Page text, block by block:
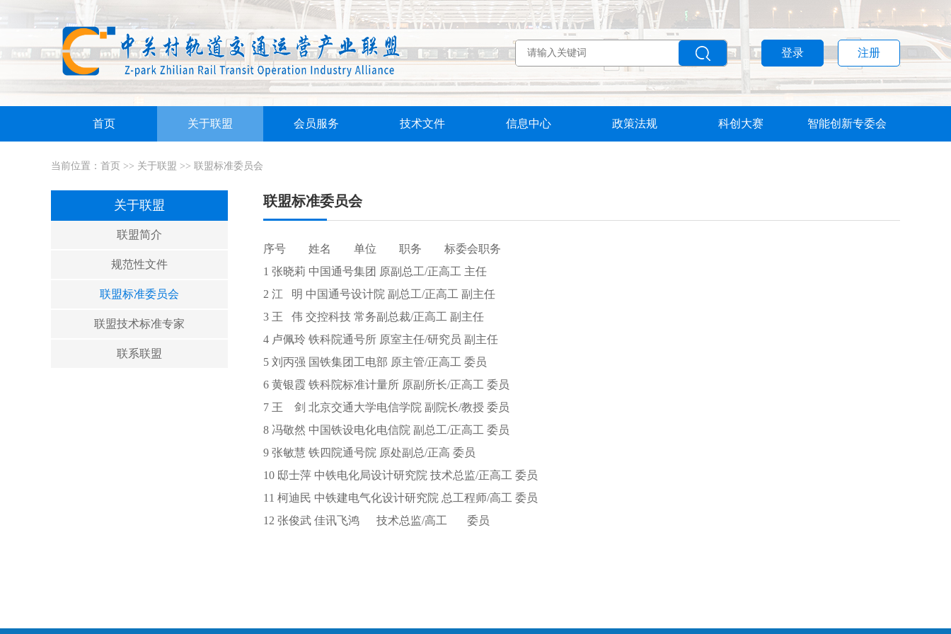
登录 注册
首页 关于联盟 会员服务 技术文件 信息中心 政策法规 科创大赛 智能创新专委会
当前位置： 首页 >> 关于联盟 >> 联盟标准委员会
关于联盟
联盟简介
规范性文件
联盟标准委员会
联盟技术标准专家
联系联盟
联盟标准委员会
序号 姓名 单位 职务
标委会职务
1 张晓莉 中国通号集团 原副总工/正高工 主任
2 江 明 中国通号设计院 副总工/正高工 副主任
3 王 伟 交控科技 常务副总裁/正高工 副主任
4 卢佩玲 铁科院通号所 原室主任/研究员 副主任
5 刘丙强 国铁集团工电部 原主管/正高工 委员
6 黄银霞 铁科院标准计量所 原副所长/正高工 委员
7 王 剑 北京交通大学电信学院 副院长/教授 委员
8 冯敬然 中国铁设电化电信院 副总工/正高工 委员
9 张敏慧 铁四院通号院 原处副总/正高 委员
10 邸士萍 中铁电化局设计研究院 技术总监/正高工 委员
11 柯迪民 中铁建电气化设计研究院 总工程师/高工 委员
12 张俊武 佳讯飞鸿
技术总监/高工 委员